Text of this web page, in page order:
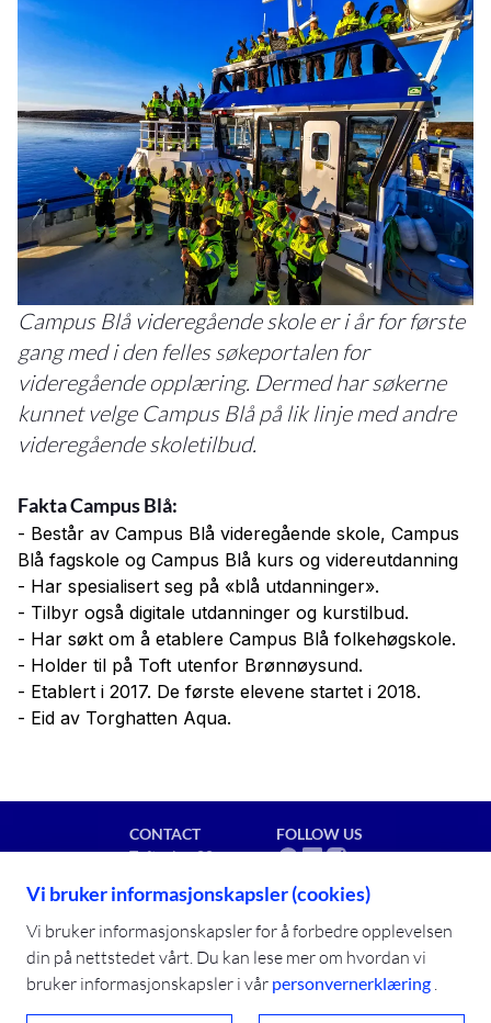
Campus Blå videregående skole er i år for første
gang med i den felles søkeportalen for
videregående opplæring. Dermed har søkerne
kunnet velge Campus Blå på lik linje med andre
videregående skoletilbud.
Fakta Campus Blå:
- Består av Campus Blå videregående skole, Campus
Blå fagskole og Campus Blå kurs og videreutdanning
- Har spesialisert seg på «blå utdanninger».
- Tilbyr også digitale utdanninger og kurstilbud.
- Har søkt om å etablere Campus Blå folkehøgskole.
- Holder til på Toft utenfor Brønnøysund.
- Etablert i 2017. De første elevene startet i 2018.
- Eid av Torghatten Aqua.
CONTACT
Toftveien 80
post@campusbla.no
+47 91 92 11 02
FOLLOW US
Vi bruker informasjonskapsler (cookies)
Vi bruker informasjonskapsler for å forbedre opplevelsen
din på nettstedet vårt. Du kan lese mer om hvordan vi
bruker informasjonskapsler i vår personvernerklæring